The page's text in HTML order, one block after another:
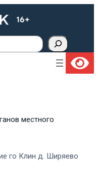
местного
го Клин д. Ширяево